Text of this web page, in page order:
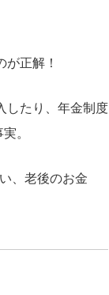
が正解！
したり、年金制度
。
、老後のお金